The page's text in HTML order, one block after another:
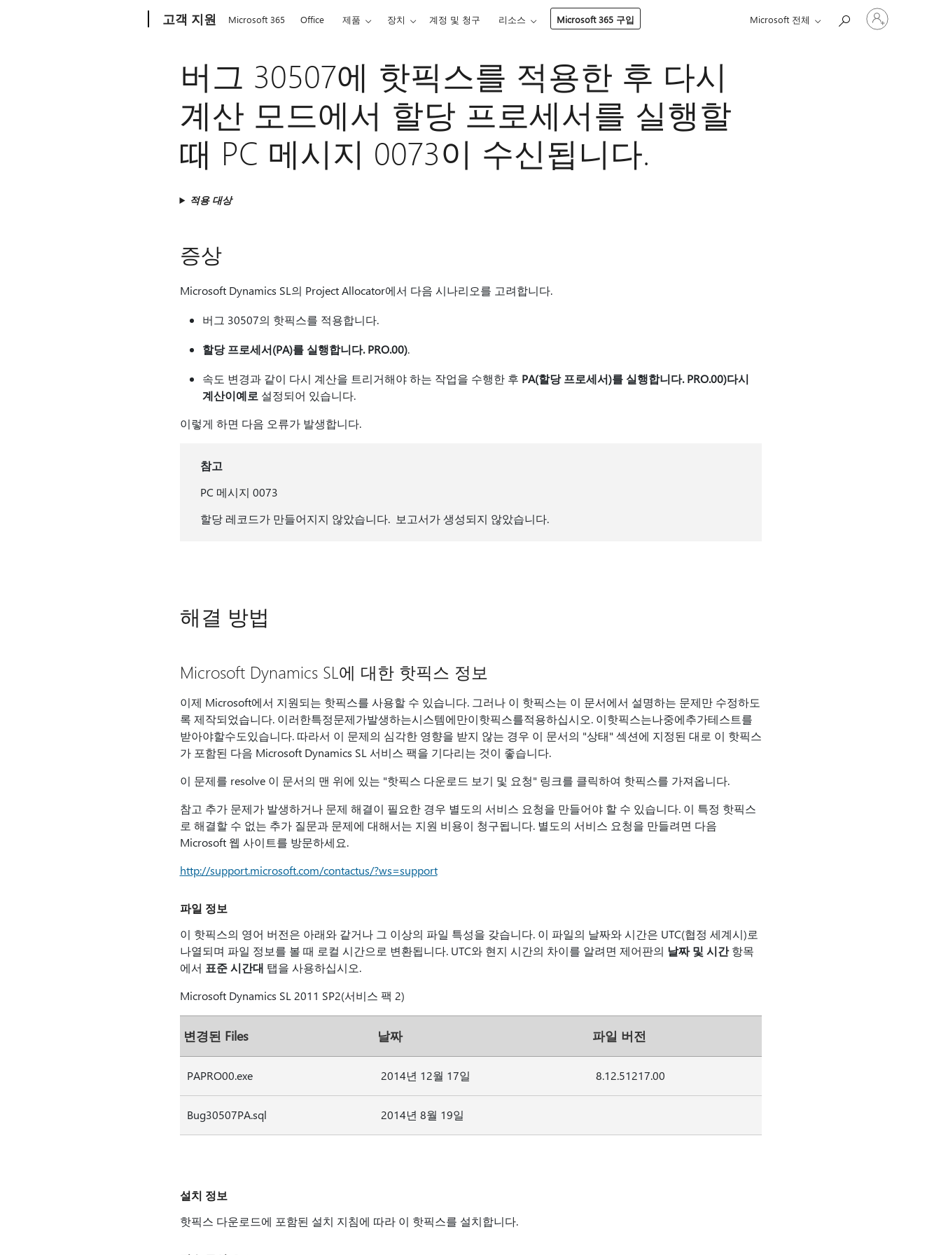
고객 지원 Microsoft 365 Office 제품 장치 계정 및 청구 리소스 Microsoft 365 구입 Microsoft 전체
하
버그 30507에 핫픽스를 적용한 후 다시
계산 모드에서 할당 프로세서를 실행할
때 PC 메시지 0073이 수신됩니다.
적용 대상
증상
Microsoft Dynamics SL의 Project Allocator에서 다음 시나리오를 고려합니다.
버그 30507의 핫픽스를 적용합니다.
할당 프로세서(PA)를 실행합니다. PRO.00).
속도 변경과 같이 다시 계산을 트리거해야 하는 작업을 수행한 후 PA(할당 프로세서)를 실행합니다. PRO.00)다시
계산이예로 설정되어 있습니다.
이렇게 하면 다음 오류가 발생합니다.
참고
PC 메시지 0073
할당 레코드가 만들어지지 않았습니다. 보고서가 생성되지 않았습니다.
해결 방법
Microsoft Dynamics SL에 대한 핫픽스 정보
이제 Microsoft에서 지원되는 핫픽스를 사용할 수 있습니다. 그러나 이 핫픽스는 이 문서에서 설명하는 문제만 수정하도
록 제작되었습니다. 이러한특정문제가발생하는시스템에만이핫픽스를적용하십시오. 이핫픽스는나중에추가테스트를
받아야할수도있습니다. 따라서 이 문제의 심각한 영향을 받지 않는 경우 이 문서의 "상태" 섹션에 지정된 대로 이 핫픽스
가 포함된 다음 Microsoft Dynamics SL 서비스 팩을 기다리는 것이 좋습니다.
이 문제를 resolve 이 문서의 맨 위에 있는 "핫픽스 다운로드 보기 및 요청" 링크를 클릭하여 핫픽스를 가져옵니다.
참고 추가 문제가 발생하거나 문제 해결이 필요한 경우 별도의 서비스 요청을 만들어야 할 수 있습니다. 이 특정 핫픽스
로 해결할 수 없는 추가 질문과 문제에 대해서는 지원 비용이 청구됩니다. 별도의 서비스 요청을 만들려면 다음
Microsoft 웹 사이트를 방문하세요.
http://support.microsoft.com/contactus/?ws=support
파일 정보
이 핫픽스의 영어 버전은 아래와 같거나 그 이상의 파일 특성을 갖습니다. 이 파일의 날짜와 시간은 UTC(협정 세계시)로
나열되며 파일 정보를 볼 때 로컬 시간으로 변환됩니다. UTC와 현지 시간의 차이를 알려면 제어판의 날짜 및 시간항목
에서 표준 시간대 탭을 사용하십시오.
Microsoft Dynamics SL 2011 SP2(서비스 팩 2)
변경된 Files 날짜 파일 버전
PAPRO00.exe 2014년 12월 17일 8.12.51217.00
Bug30507PA.sql 2014년 8월 19일
설치 정보
핫픽스 다운로드에 포함된 설치 지침에 따라 이 핫픽스를 설치합니다.